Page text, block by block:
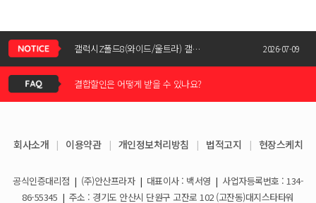
갤럭시Z폴드8(와이드/울트라) 갤럭시Z플립8 사전예약 공지사항 2026-07-09
KT스토어 공식 신청서 작성 관련 자주 묻는 질문
아이폰17e 사전예약 공지사항
갤럭시S26 사전예약 공지사항
신청서 조회는 어떻게 하나요?
결합할인은 어떻게 받을 수 있나요?
휴대폰 일시불로 구매도 가능한가요?
요금제 변경은 언제할 수 있나요?
회사소개 | 이용약관 | 개인정보처리방침 | 법적고지 | 현장스케치
공식인증대리점 | (주)안산프라자 | 대표이사 : 백서영 | 사업자등록번호 : 134-
86-55345 | 주소 : 경기도 안산시 단원구 고잔로 102 (고잔동)대지스타타워